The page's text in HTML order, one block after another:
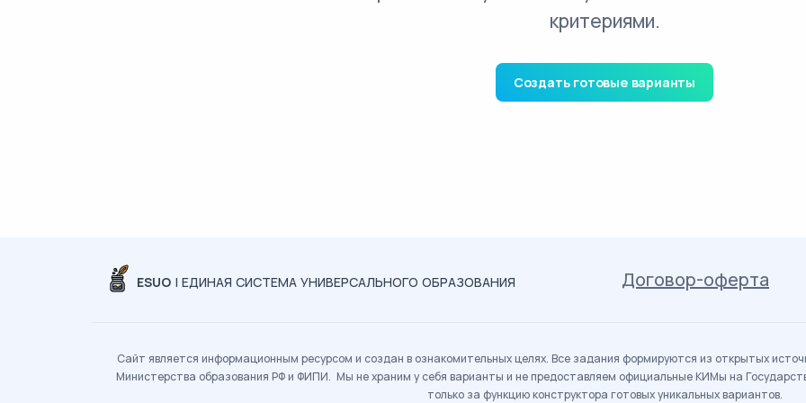
критериями.
Создать готовые варианты
ESUO | ЕДИНАЯ СИСТЕМА УНИВЕРСАЛЬНОГО ОБРАЗОВАНИЯ Договор-оферта
Сайт является информационным ресурсом и создан в ознакомительных целях. Все задания формируются из открытых
Министерства образования РФ и ФИПИ. Мы не храним у себя варианты и не предоставляем официальные КИМы на
только за функцию конструктора готовых уникальных вариантов.